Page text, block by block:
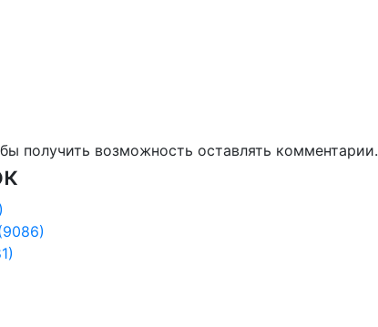
получить возможность оставлять комментарии.